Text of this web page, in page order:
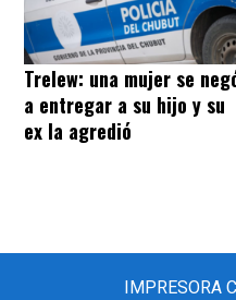
Trelew: una mujer se
a entregar a su hijo y su
ex la agredió
IMPRESORA